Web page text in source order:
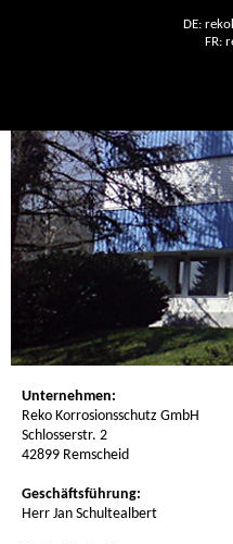
Unternehmen:
Reko Korrosionsschutz GmbH
Schlosserstr. 2
42899 Remscheid
Geschäftsführung:
Herr Jan Schultealbert
DE:
FR: